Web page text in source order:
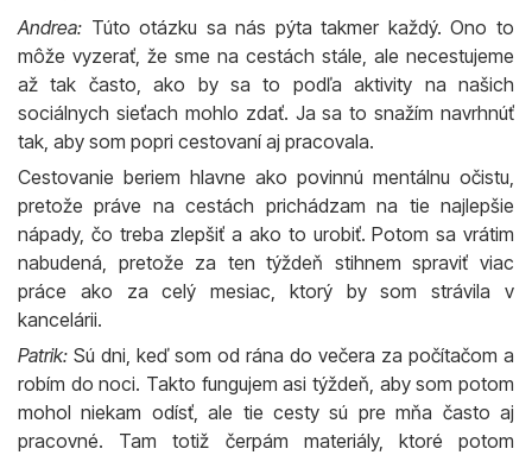
Andrea: Túto otázku sa nás pýta takmer každý. Ono to
môže vyzerať, že sme na cestách stále, ale necestujeme
až tak často, ako by sa to podľa aktivity na našich
sociálnych sieťach mohlo zdať. Ja sa to snažím navrhnúť
tak, aby som popri cestovaní aj pracovala.
Cestovanie beriem hlavne ako povinnú mentálnu očistu,
pretože práve na cestách prichádzam na tie najlepšie
nápady, čo treba zlepšiť a ako to urobiť. Potom sa vrátim
nabudená, pretože za ten týždeň stihnem spraviť viac
práce ako za celý mesiac, ktorý by som strávila v
kancelárii.
Patrik: Sú dni, keď som od rána do večera za počítačom a
robím do noci. Takto fungujem asi týždeň, aby som potom
mohol niekam odísť, ale tie cesty sú pre mňa často aj
pracovné. Tam totiž čerpám materiály, ktoré potom